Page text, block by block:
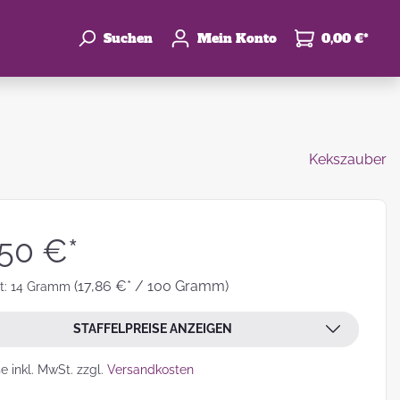
Suchen Mein Konto 0,00 €*
Kekszauber
€*
14 Gramm (17,86 €* / 100 Gramm)
STAFFELPREISE ANZEIGEN
inkl. MwSt. zzgl. Versandkosten